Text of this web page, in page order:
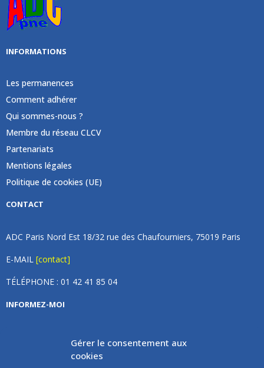
Gérer le consentement aux
cookies
INFORMATIONS
Les permanences
Comment adhérer
Qui sommes-nous ?
Membre du réseau CLCV
Partenariats
Mentions légales
Politique de cookies (UE)
CONTACT
ADC Paris Nord Est 18/32 rue des Chaufourniers, 75019 Paris
E-MAIL [contact]
TÉLÉPHONE : 01 42 41 85 04
INFORMEZ-MOI
Inscrivez vous à notre newsletter et recevez une fois par
mois de nos nouvelles, aucun spam (on promet).